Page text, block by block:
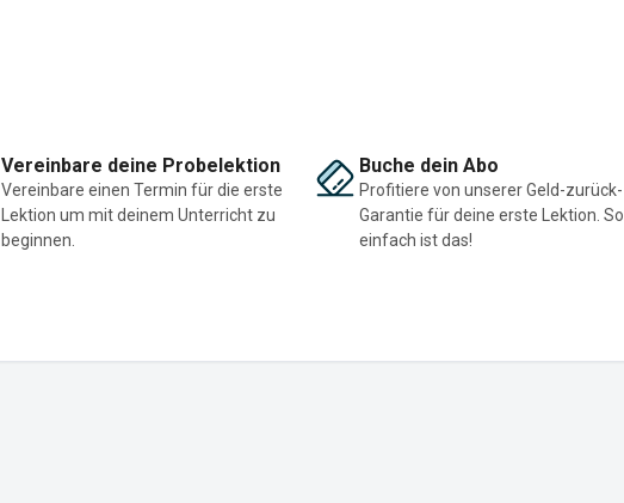
Vereinbare deine Probelektion
Vereinbare einen Termin für die erste
Lektion um mit deinem Unterricht zu
beginnen.
Buche dein Abo
Profitiere von unserer Geld-zurück-
Garantie für deine erste Lektion. So
einfach ist das!